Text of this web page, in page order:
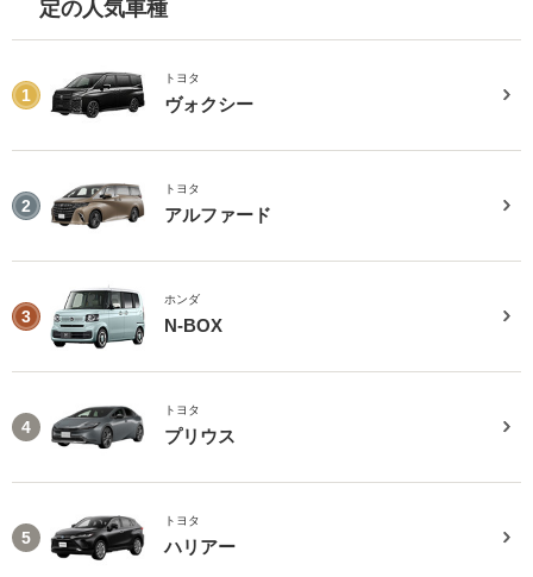
定の人気車種
1
トヨタ
ヴォクシー
2
トヨタ
アルファード
3
ホンダ
N-BOX
4
トヨタ
プリウス
5
トヨタ
ハリアー